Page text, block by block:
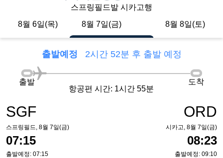
스프링필드발 시카고행
8월 6일(목)
8월 7일(금) 8월 8일(토)
출발예정 2시간 52분 후 출발 예정
SGF
스프링필드, 8월 7일(금)
07:15
출발예정: 07:15
출발
항공편 시간: 1시간 55분
도착
ORD
시카고, 8월 7일(금)
08:23
출발예정: 09:10